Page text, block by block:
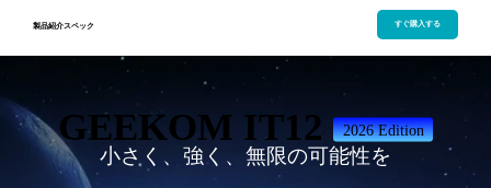
製品紹介スペック すぐ購入する
GEEKOM IT12 2026 Edition
小さく、強く、無限の可能性を